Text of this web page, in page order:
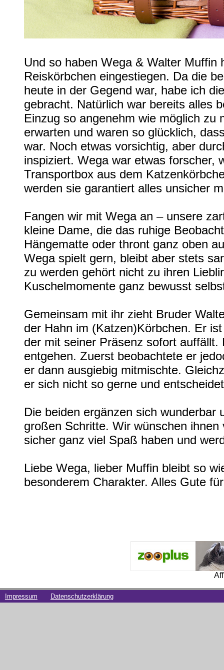
Und so haben Wega & Walter Muffin
Reiskörbchen eingestiegen. Da die
heute in der Gegend war, habe ich
gebracht. Natürlich war bereits alles
Einzug so angenehm wie möglich
erwarten und waren so glücklich,
war. Noch etwas vorsichtig, aber
inspiziert. Wega war etwas forscher,
Transportbox aus dem
werden sie garantiert alles unsicher
Fangen wir mit Wega an – unsere
kleine Dame, die das ruhige
Hängematte oder thront ganz oben
Wega spielt gern, bleibt aber stets
zu werden gehört nicht zu ihren
Kuschelmomente ganz bewusst
Gemeinsam mit ihr zieht Bruder
der Hahn im (Katzen)Körbchen. Er
der mit seiner Präsenz sofort
entgehen. Zuerst beobachtete er
er dann ausgiebig mitmischte.
er sich nicht so gerne und
Die beiden ergänzen sich wunderbar
großen Schritte. Wir wünschen
sicher ganz viel Spaß haben und
Liebe Wega, lieber Muffin bleibt so
besonderem Charakter. Alles Gute
Impressum Datenschutzerklärung